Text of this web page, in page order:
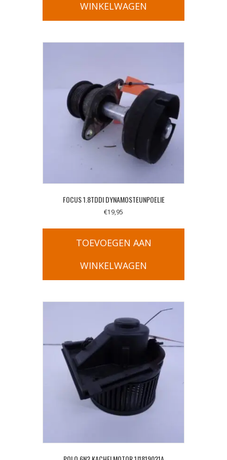
WINKELWAGEN
FOCUS 1.8TDDI DYNAMOSTEUNPOELIE
€19,95
TOEVOEGEN AAN
WINKELWAGEN